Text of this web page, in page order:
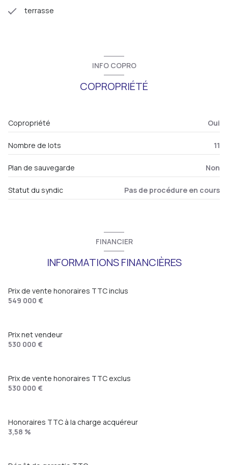
terrasse
INFO COPRO
COPROPRIÉTÉ
Copropriété Oui
Nombre de lots 11
Plan de sauvegarde Non
Statut du syndic Pas de procédure en cours
FINANCIER
INFORMATIONS FINANCIÈRES
Prix de vente honoraires TTC inclus
549 000 €
Prix net vendeur
530 000 €
Prix de vente honoraires TTC exclus
530 000 €
Honoraires TTC à la charge acquéreur
3,58 %